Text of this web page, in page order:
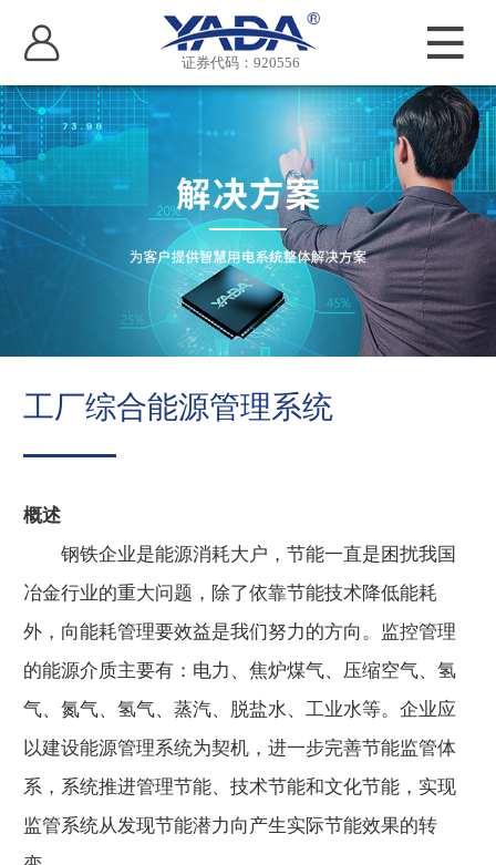
证券代码：920556
工厂综合能源管理系统
概述
钢铁企业是能源消耗大户，节能一直是困扰我国
冶金行业的重大问题，除了依靠节能技术降低能耗
外，向能耗管理要效益是我们努力的方向。监控管理
的能源介质主要有：电力、焦炉煤气、压缩空气、氢
气、氮气、氢气、蒸汽、脱盐水、工业水等。企业应
以建设能源管理系统为契机，进一步完善节能监管体
系，系统推进管理节能、技术节能和文化节能，实现
监管系统从发现节能潜力向产生实际节能效果的转